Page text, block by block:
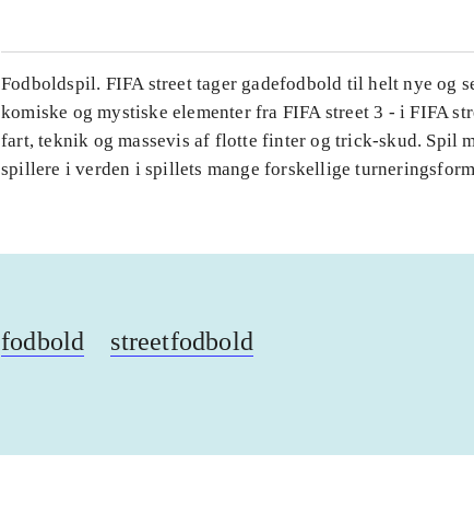
Fodboldspil. FIFA street tager gadefodbold til helt nye og
komiske og mystiske elementer fra FIFA street 3 - i FIFA
fart, teknik og massevis af flotte finter og trick-skud. Spil
spillere i verden i spillets mange forskellige
fodbold streetfodbold